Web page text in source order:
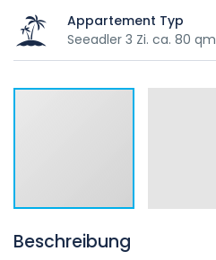
Appartement Typ
Seeadler 3 Zi. ca. 80 qm
Beschreibung